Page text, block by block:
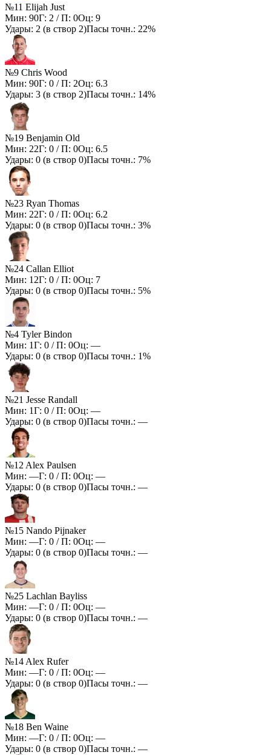
№11 Elijah Just
Мин: 90Г: 2 / П: 0Оц: 9
Удары: 2 (в створ 2)Пасы точн.: 22%
№9 Chris Wood
Мин: 90Г: 0 / П: 2Оц: 6.3
Удары: 3 (в створ 2)Пасы точн.: 14%
№19 Benjamin Old
Мин: 22Г: 0 / П: 0Оц: 6.5
Удары: 0 (в створ 0)Пасы точн.: 7%
№23 Ryan Thomas
Мин: 22Г: 0 / П: 0Оц: 6.2
Удары: 0 (в створ 0)Пасы точн.: 3%
№24 Callan Elliot
Мин: 12Г: 0 / П: 0Оц: 7
Удары: 0 (в створ 0)Пасы точн.: 5%
№4 Tyler Bindon
Мин: 1Г: 0 / П: 0Оц: —
Удары: 0 (в створ 0)Пасы точн.: 1%
№21 Jesse Randall
Мин: 1Г: 0 / П: 0Оц: —
Удары: 0 (в створ 0)Пасы точн.: —
№12 Alex Paulsen
Мин: —Г: 0 / П: 0Оц: —
Удары: 0 (в створ 0)Пасы точн.: —
№15 Nando Pijnaker
Мин: —Г: 0 / П: 0Оц: —
Удары: 0 (в створ 0)Пасы точн.: —
№25 Lachlan Bayliss
Мин: —Г: 0 / П: 0Оц: —
Удары: 0 (в створ 0)Пасы точн.: —
№14 Alex Rufer
Мин: —Г: 0 / П: 0Оц: —
Удары: 0 (в створ 0)Пасы точн.: —
№18 Ben Waine
Мин: —Г: 0 / П: 0Оц: —
Удары: 0 (в створ 0)Пасы точн.: —